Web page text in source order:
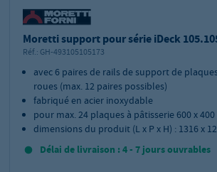
Moretti support pour série iDeck
Réf.: GH-493105105173
avec 6 paires de rails de support de
roues (max. 12 paires possibles)
fabriqué en acier inoxydable
pour max. 24 plaques à pâtisserie 600 x
dimensions du produit (L x P x H) : 1316 x
Délai de livraison : 4 - 7 jours ouvrables